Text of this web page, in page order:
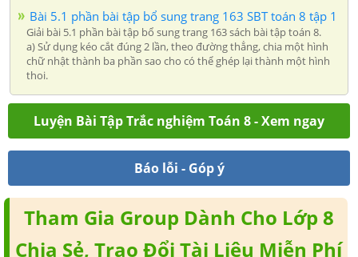
Bài 5.1 phần bài tập bổ sung trang 163 SBT toán 8 tập 1
Giải bài 5.1 phần bài tập bổ sung trang 163 sách bài tập toán 8.
a) Sử dụng kéo cắt đúng 2 lần, theo đường thẳng, chia một hình
chữ nhật thành ba phần sao cho có thể ghép lại thành một hình
thoi.
Luyện Bài Tập Trắc nghiệm Toán 8 - Xem ngay
Báo lỗi - Góp ý
Tham Gia Group Dành Cho Lớp 8
Chia Sẻ, Trao Đổi Tài Liệu Miễn Phí